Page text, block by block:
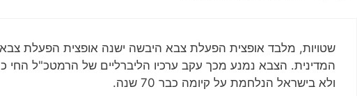
שטויות, מלבד אופצית הפעלת צבא היבשה ישנה אופצית הפעלת צבא
המדינית. הצבא נמנע מכך עקב ערכיו הליברליים של הרמטכ"ל החי
ולא בישראל הנלחמת על קיומה כבר 70 שנה.